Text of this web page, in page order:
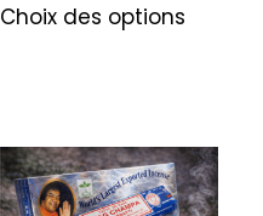
Choix des options
Les
options